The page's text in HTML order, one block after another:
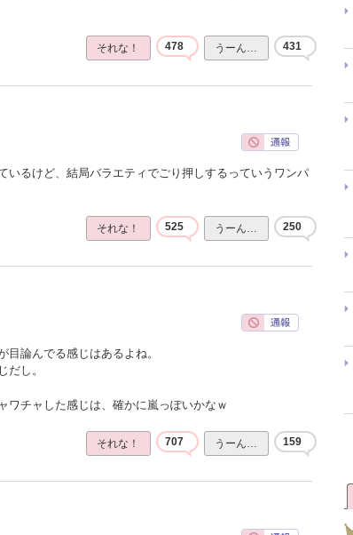
それな！ 478 うーん… 431
いるけど、結局バラエティでごり押しするっていうワンパ
それな！ 525 うーん… 250
目論んでる感じはあるよね。
だし。
ワチャした感じは、確かに嵐っぽいかなｗ
それな！ 707 うーん… 159